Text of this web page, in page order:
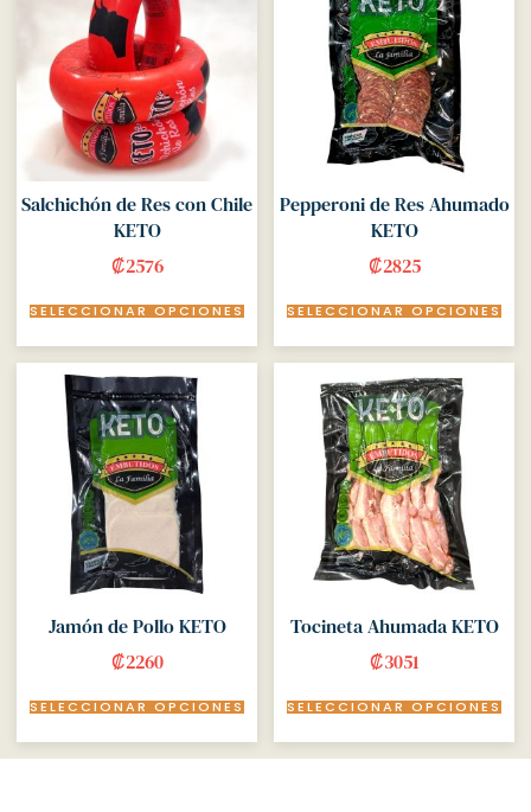
Salchichón de Res con Chile
KETO
₡2576
SELECCIONAR OPCIONES
Pepperoni de Res Ahumado
KETO
₡2825
SELECCIONAR OPCIONES
Jamón de Pollo KETO
₡2260
SELECCIONAR OPCIONES
Tocineta Ahumada KETO
₡3051
SELECCIONAR OPCIONES